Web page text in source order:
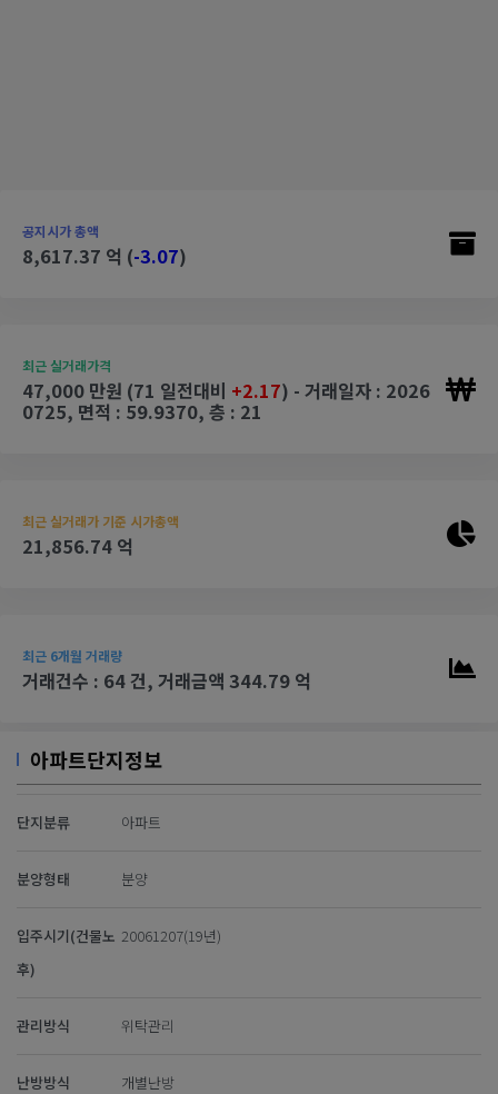
공지시가 총액
8,617.37 억 (-3.07)
최근 실거래가격
47,000 만원 (71 일전대비 +2.17) - 거래일자 : 2026
0725, 면적 : 59.9370, 층 : 21
최근 실거래가 기준 시가총액
21,856.74 억
최근 6개월 거래량
거래건수 : 64 건, 거래금액 344.79 억
아파트단지정보
단지분류 아파트
분양형태 분양
입주시기(건물노
후)
20061207(19년)
관리방식 위탁관리
난방방식 개별난방